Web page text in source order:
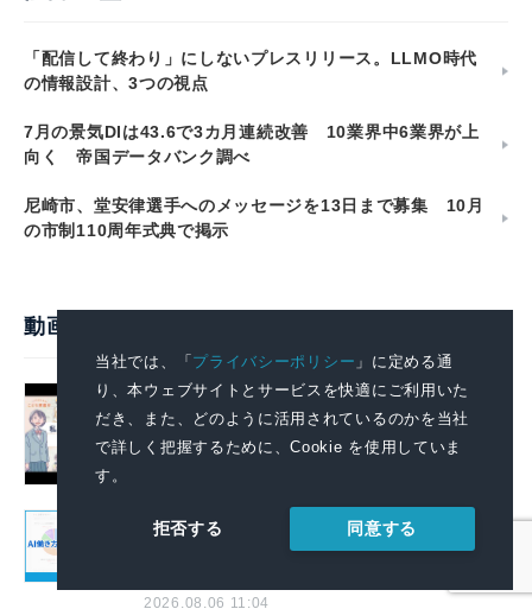
当社では、「プライバシーポリシー 」に定める通
り、本ウェブサイトとサービスを快適にご利用いた
だき、また、どのように活用されているのかを当社
で詳しく把握するために、Cookie を使用していま
す。
拒否する 同意する
「配信して終わり」にしないプレスリリース。LLMO時代
の情報設計、3つの視点
7月の景気DIは43.6で3カ月連続改善 10業界中6業界が上
向く 帝国データバンク調べ
尼崎市、堂安律選手へのメッセージを13日まで募集 10月
の市制110周年式典で掲示
動画で見るプレスリリース
政府全体でこども・若者の自殺防止に向
けた取組を強化します
2026.08.07 14:00
AIで組織の業務改善を支援する！ 「SKYSEA
Client View」の新CM「AI働き方分析レポー
2026.08.06 11:04